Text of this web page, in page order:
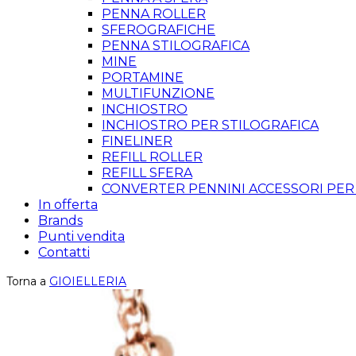
PENNA ROLLER
SFEROGRAFICHE
PENNA STILOGRAFICA
MINE
PORTAMINE
MULTIFUNZIONE
INCHIOSTRO
INCHIOSTRO PER STILOGRAFICA
FINELINER
REFILL ROLLER
REFILL SFERA
CONVERTER PENNINI ACCESSORI
In offerta
Brands
Punti vendita
Contatti
Torna a GIOIELLERIA